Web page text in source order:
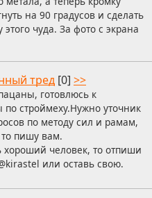
на 90 градусов и сделать
этого чуда. За фото с экрана
тред [0] >>
готовлюсь к
по строймеху.Нужно уточник
по методу сил и рамам,
то пишу вам.
хороший человек, то отпиши
или оставь свою.